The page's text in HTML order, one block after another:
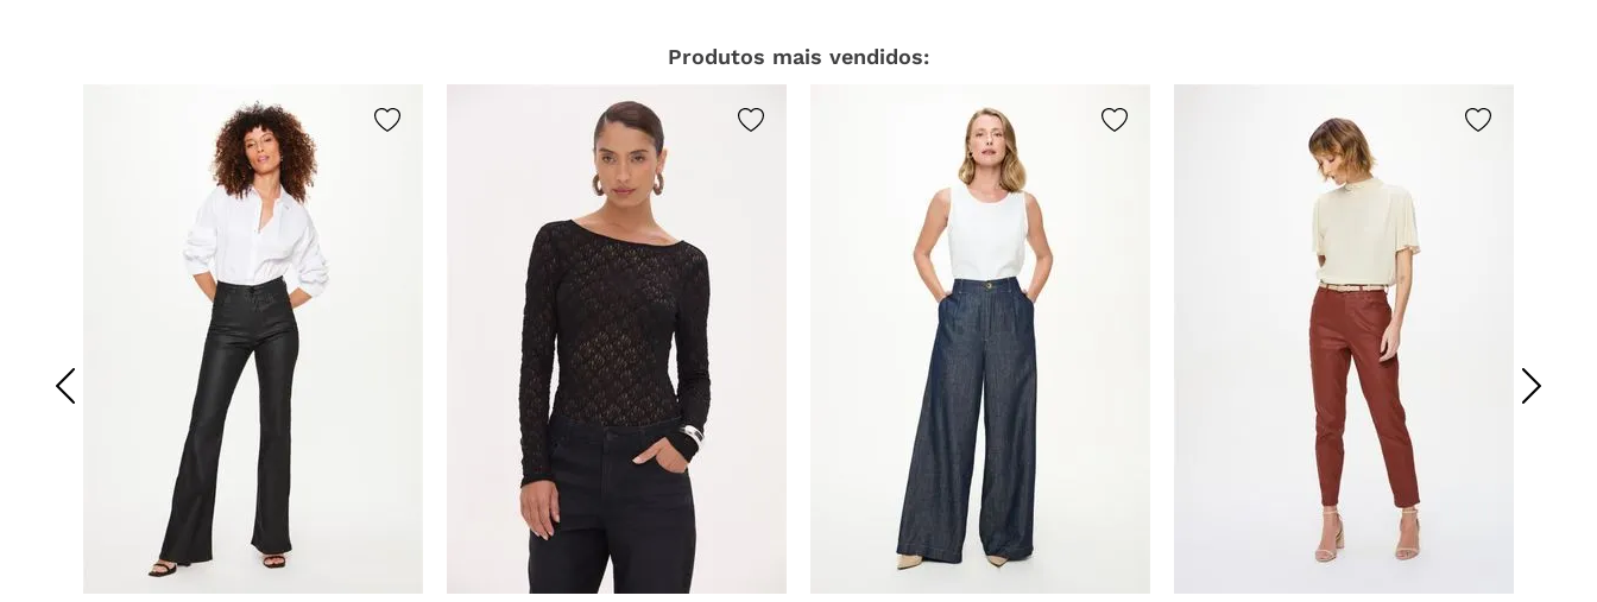
Produtos mais vendidos: